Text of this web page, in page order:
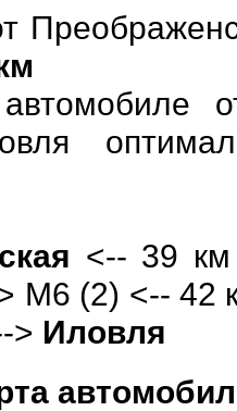
<-- 39 км
М6 (2) <-- 42
> Иловля